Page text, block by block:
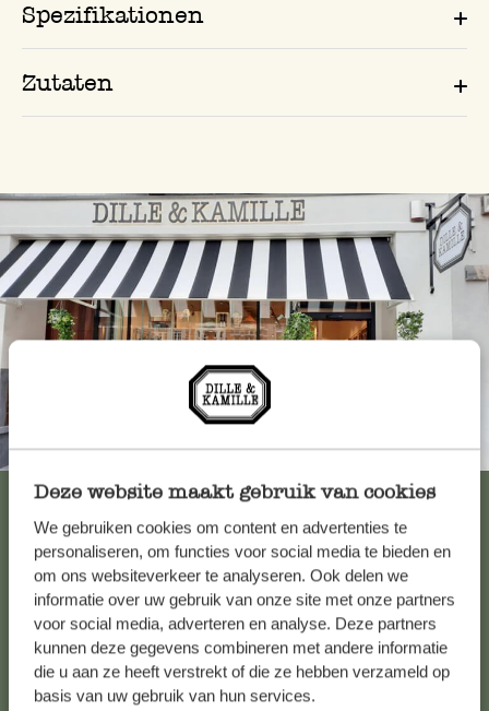
Deze website maakt gebruik van cookies
We gebruiken cookies om content en advertenties te
personaliseren, om functies voor social media te bieden en
om ons websiteverkeer te analyseren. Ook delen we
informatie over uw gebruik van onze site met onze partners
voor social media, adverteren en analyse. Deze partners
kunnen deze gegevens combineren met andere informatie
die u aan ze heeft verstrekt of die ze hebben verzameld op
basis van uw gebruik van hun services.
Spezifikationen
Zutaten
Immer in der Nähe
Alle 62 Geschäfte anzeigen
Kundenservice/Hilfe
Falls Sie Fragen haben oder Tipps und Hilfe brauchen, wenden
Sie sich bitte an unseren Kundenservice. Oder lesen Sie hier
die Antworten aufhäufig gestellte Fragen